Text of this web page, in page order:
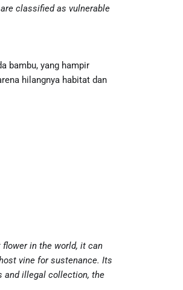
classified as vulnerable
bambu, yang hampir
hilangnya habitat dan
in the world, it can
vine for sustenance. Its
and illegal collection, the